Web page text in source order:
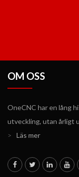
OM OSS
OneCNC har en lång
utveckling, utan årligt
>
Läs mer